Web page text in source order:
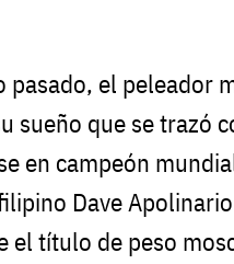
pasado, el peleador
sueño que se trazó
en campeón
Dave
el título de peso